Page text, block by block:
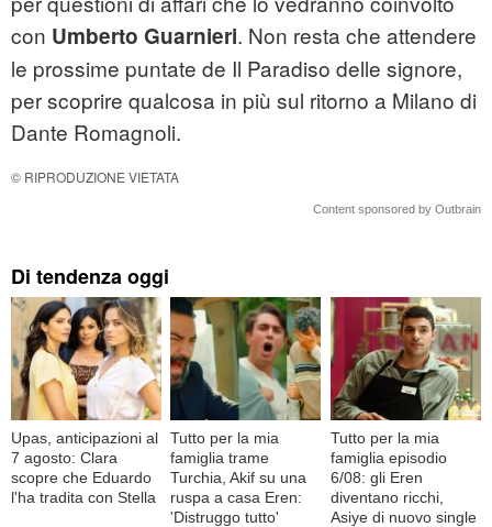
con Umberto Guarnieri. Non resta che attendere
le prossime puntate de Il Paradiso delle signore,
per scoprire qualcosa in più sul ritorno a Milano di
Dante Romagnoli.
© RIPRODUZIONE VIETATA
Content sponsored by Outbrain
Di tendenza oggi
Upas, anticipazioni al
7 agosto: Clara
scopre che Eduardo
l'ha tradita con Stella
Tutto per la mia
famiglia trame
Turchia, Akif su una
ruspa a casa Eren:
'Distruggo tutto'
Tutto per la mia
famiglia episodio
6/08: gli Eren
diventano ricchi,
Asiye di nuovo single